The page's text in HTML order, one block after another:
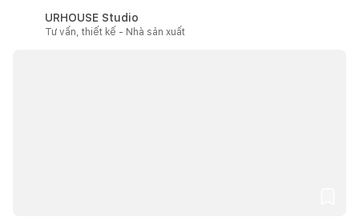
URHOUSE Studio
Tư vấn, thiết kế - Nhà sản xuất